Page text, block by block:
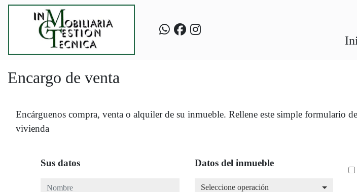
Encargo de venta
Encárguenos compra, venta o alquiler de su inmueble. Rellene este simple formulario
vivienda
Sus datos
Nombre
Datos del inmueble
Seleccione operación
Seleccione operación